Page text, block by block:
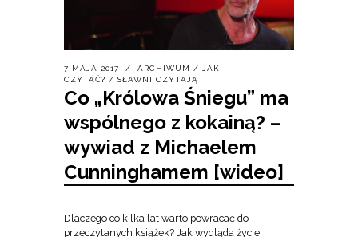
7 MAJA 2017 ARCHIWUM /
JAK
CZYTAĆ? / SŁAWNI CZYTAJĄ
Co „Królowa Śniegu” ma
wspólnego z kokainą? –
wywiad z Michaelem
Cunninghamem [wideo]
Dlaczego co kilka lat warto powracać do
przeczytanych książek? Jak wygląda życie